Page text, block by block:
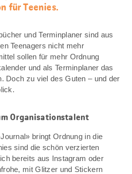
für Teenies.
und Terminplaner sind aus
Teenagers nicht mehr
sollen für mehr Ordnung
und als Terminplaner das
Doch zu viel des Guten – und der
Organisationstalent
bringt Ordnung in die
sind die schön verzierten
bereits aus Instagram oder
mit Glitzer und Stickern